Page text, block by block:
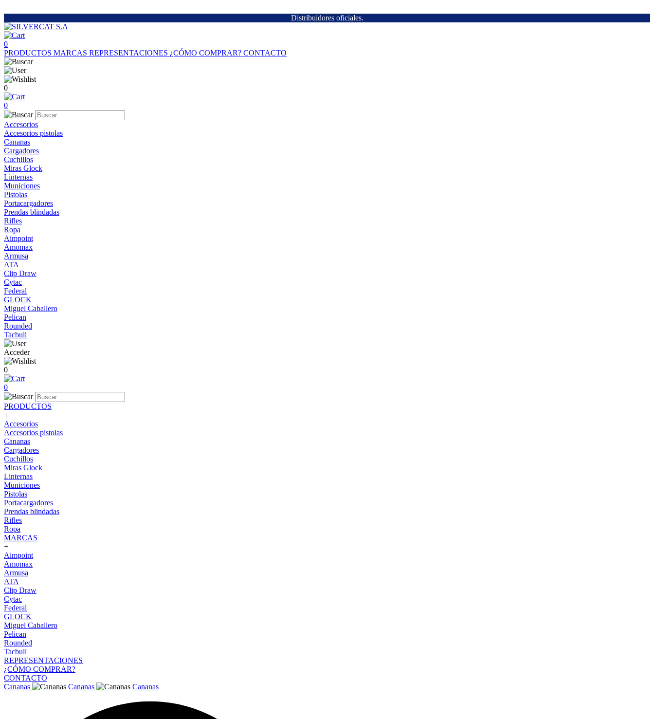
Distribuidores oficiales.
0
PRODUCTOS MARCAS REPRESENTACIONES ¿CÓMO COMPRAR? CONTACTO
0
0
Accesorios
Accesorios pistolas
Cananas
Cargadores
Cuchillos
Miras Glock
Linternas
Municiones
Pistolas
Portacargadores
Prendas blindadas
Rifles
Ropa
Aimpoint
Amomax
Armusa
ATA
Clip Draw
Cytac
Federal
GLOCK
Miguel Caballero
Pelican
Rounded
Tacbull
Acceder
0
0
PRODUCTOS
+
Accesorios
Accesorios pistolas
Cananas
Cargadores
Cuchillos
Miras Glock
Linternas
Municiones
Pistolas
Portacargadores
Prendas blindadas
Rifles
Ropa
MARCAS
+
Aimpoint
Amomax
Armusa
ATA
Clip Draw
Cytac
Federal
GLOCK
Miguel Caballero
Pelican
Rounded
Tacbull
REPRESENTACIONES
¿CÓMO COMPRAR?
CONTACTO
Cananas
Cananas Cananas